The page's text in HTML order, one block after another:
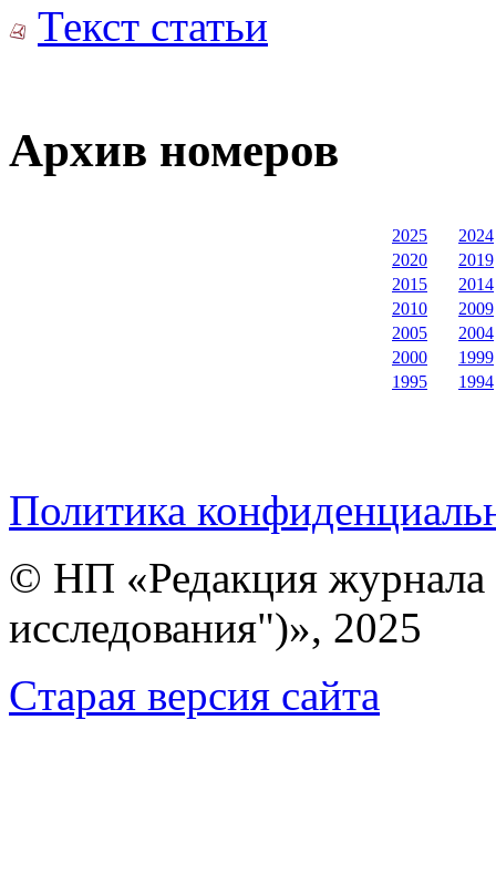
Текст статьи
Архив номеров
2025
2024
2020
2019
2015
2014
2010
2009
2005
2004
2000
1999
1995
1994
Политика
© НП «Редакция
исследования")», 2025
Cтарая версия сайта